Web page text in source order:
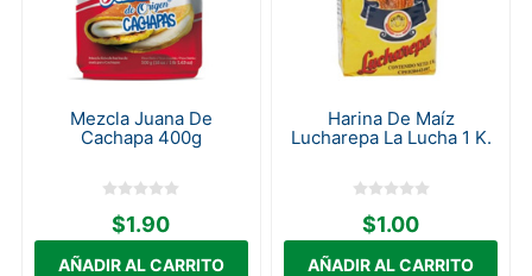
Mezcla Juana De
Cachapa 400g
$1.90
Harina De Maíz
Lucharepa La Lucha 1 K.
$1.00